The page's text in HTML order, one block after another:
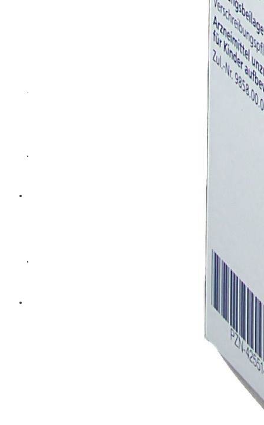
Polviniveltulehdus: Oireet, syyt, diagnoosi
Polviniveltulehdus: Oireet, syyt, diagnoosi